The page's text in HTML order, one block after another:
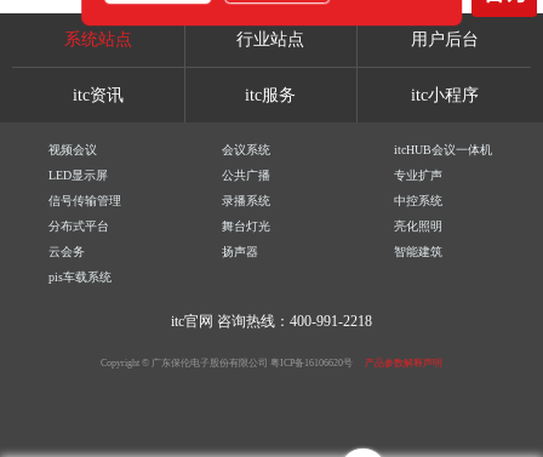
系统站点 行业站点 用户后台
itc资讯 itc服务 itc小程序
视频会议 会议系统
itcHUB会议一体机
LED显示屏
公共广播
专业扩声
信号传输管理
录播系统
中控系统
分布式平台
舞台灯光
亮化照明
云会务
扬声器
智能建筑
pis车载系统
itc官网 咨询热线：400-991-2218
Copyright © 广东保伦电子股份有限公司 粤ICP备16106620号 产品参数解释声明